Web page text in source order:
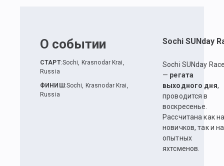
О событии
СТАРТ:Sochi, Krasnodar Krai,
Russia
ФИНИШ :Sochi, Krasnodar Krai,
Russia
Sochi SUNday
Sochi SUNday
— регата
выходного дня,
проводится в
воскресенье.
Рассчитана как
новичков, так и на
опытных
яхтсменов.